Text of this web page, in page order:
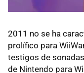
2011 no se ha
prolífico para
testigos de
de Nintendo para